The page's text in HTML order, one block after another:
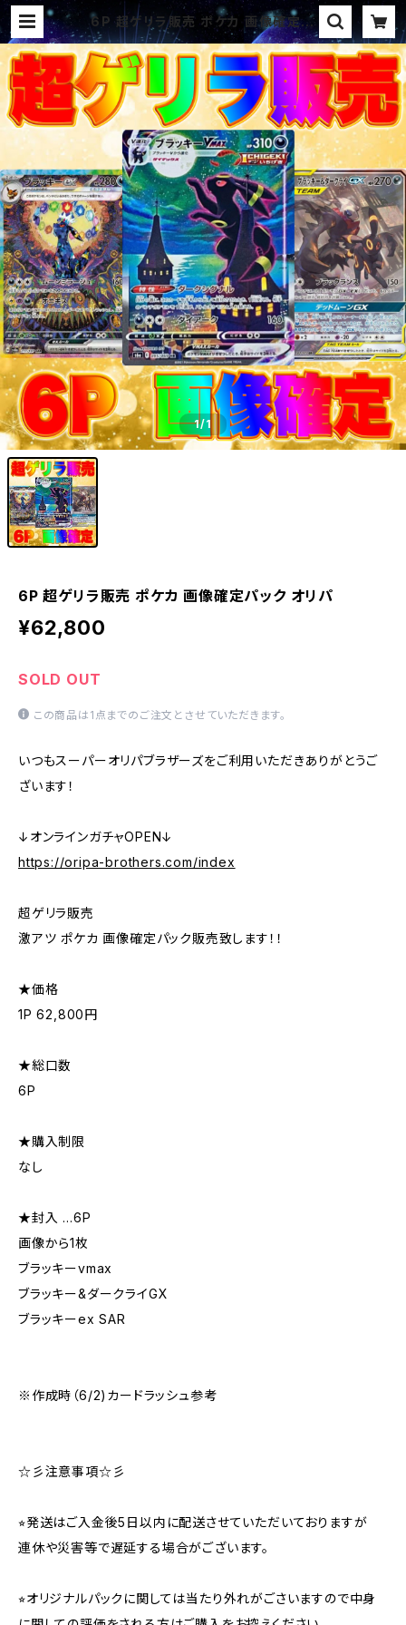
6P 超ゲリラ販売 ポケカ 画像確定パ
ック オリパ | オリパ ブラザーズ オ
リパ専門店 (ポケカ、ワンピース、遊戯
王、ヴァイス、ドラゴンボール)
1/1
6P 超ゲリラ販売 ポケカ 画像確定パック オリパ
¥62,800
SOLD OUT
この商品は1点までのご注文とさせていただきます。
いつもスーパーオリパブラザーズをご利用いただきありがとうご
ざいます！
↓オンラインガチャOPEN↓
https://oripa-brothers.com/index
超ゲリラ販売
激アツ ポケカ 画像確定パック販売致します！！
★価格
1P 62,800円
★総口数
6P
★購入制限
なし
★封入 …6P
画像から1枚
ブラッキーvmax
ブラッキー&ダークライGX
ブラッキーex SAR
※作成時（6/2)カードラッシュ参考
☆彡注意事項☆彡
⭐︎発送はご入金後5日以内に配送させていただいておりますが
連休や災害等で遅延する場合がございます。
⭐︎オリジナルパックに関しては当たり外れがごさいますので中身